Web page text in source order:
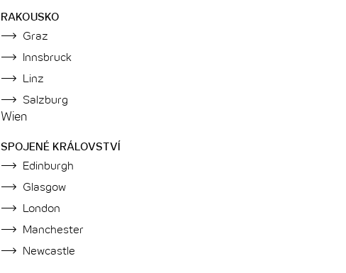
RAKOUSKO
Graz
Innsbruck
Linz
Salzburg
Wien
SPOJENÉ KRÁLOVSTVÍ
Edinburgh
Glasgow
London
Manchester
Newcastle